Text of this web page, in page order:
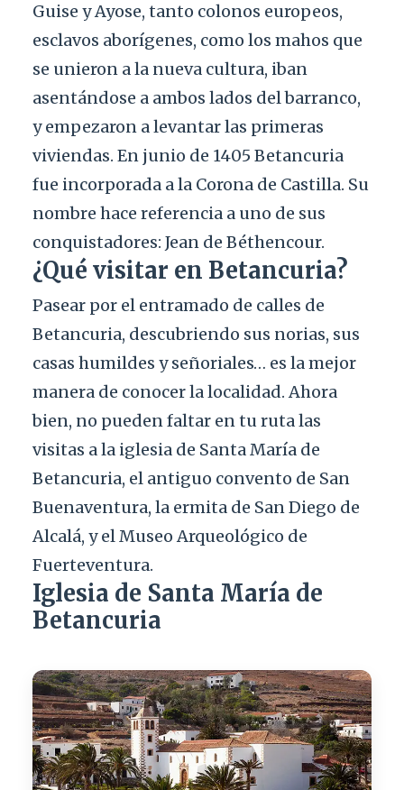
Guise y Ayose, tanto colonos europeos,
esclavos aborígenes, como los mahos que
se unieron a la nueva cultura, iban
asentándose a ambos lados del barranco,
y empezaron a levantar las primeras
viviendas. En junio de 1405 Betancuria
fue incorporada a la Corona de Castilla. Su
nombre hace referencia a uno de sus
conquistadores: Jean de Béthencour.
¿Qué visitar en Betancuria?
Pasear por el entramado de calles de
Betancuria, descubriendo sus norias, sus
casas humildes y señoriales… es la mejor
manera de conocer la localidad. Ahora
bien, no pueden faltar en tu ruta las
visitas a la iglesia de Santa María de
Betancuria, el antiguo convento de San
Buenaventura, la ermita de San Diego de
Alcalá, y el Museo Arqueológico de
Fuerteventura.
Iglesia de Santa María de
Betancuria